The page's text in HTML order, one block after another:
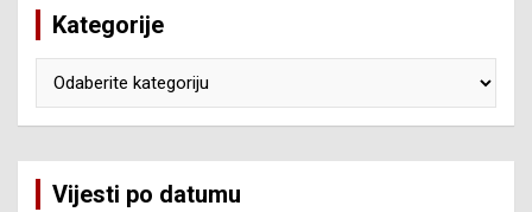
Kategorije
Vijesti po datumu